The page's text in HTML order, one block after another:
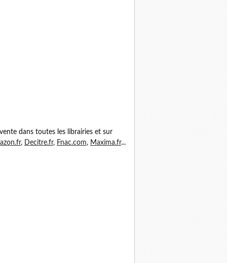
dans toutes les librairies et sur
, Decitre.fr, Fnac.com, Maxima.fr...